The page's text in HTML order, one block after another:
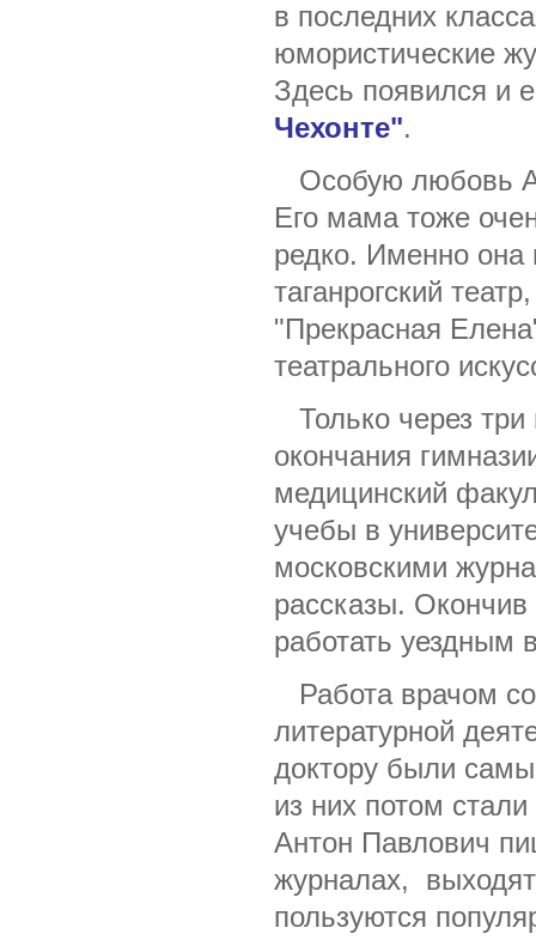
в последних
юмористические
Здесь появился и
Чехонте".
Особую любовь
Его мама тоже
редко. Именно она
таганрогский
"Прекрасная
театрального
Только через три
окончания
медицинский
учебы в
московскими
рассказы. Окончив
работать уездным
Работа врачом
литературной
доктору были
из них потом
Антон Павлович
журналах, выходят
пользуются